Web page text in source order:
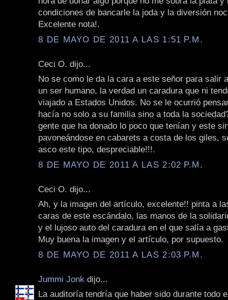
condiciones de bancarle la joda y la diversión
Excelente nota!.
8 DE MAYO DE 2011 A LAS 1:51 P.M.
Ceci O. dijo...
No se como le da la cara a este señor para salir
un ser humano, la verdad un caradura que ni
viajado a Estados Unidos. No se le ocurrió
hacía no solo a su familia sino a toda la
gente que ha donado lo poco que tenían y este
pavoneándose en cabarets a costa de los giles,
asco este tipo, despreciable!!!.
8 DE MAYO DE 2011 A LAS 2:02 P.M.
Ceci O. dijo...
Ah, y la imagen del artículo, excelente!! pinta a
caras de este escándalo, las manos de la
y el lujoso auto del caradura en el que salía a
Muy buena la imagen y el artículo, por supuesto.
8 DE MAYO DE 2011 A LAS 2:03 P.M.
Jummi Jonk dijo...
La auditoría tendría que haber sido durante todo